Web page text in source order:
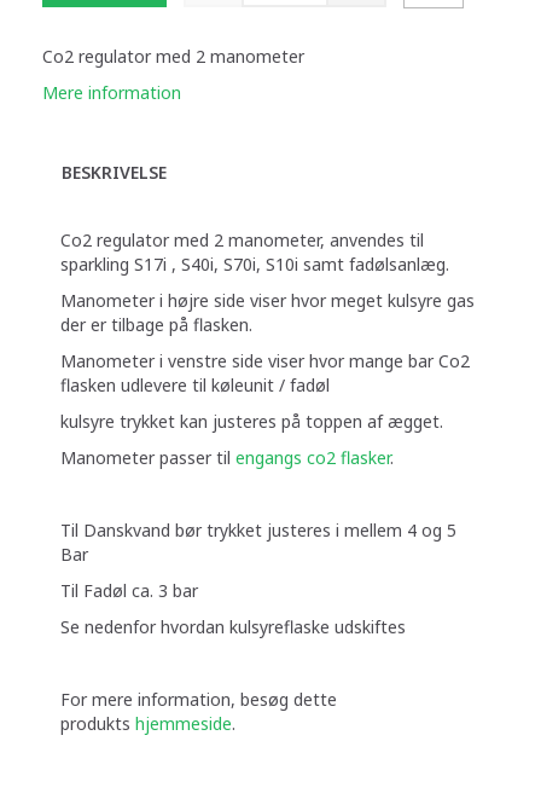
Co2 regulator med 2 manometer
Mere information
BESKRIVELSE
Co2 regulator med 2 manometer, anvendes til
sparkling S17i , S40i, S70i, S10i samt fadølsanlæg.
Manometer i højre side viser hvor meget kulsyre gas
der er tilbage på flasken.
Manometer i venstre side viser hvor mange bar Co2
flasken udlevere til køleunit / fadøl
kulsyre trykket kan justeres på toppen af ægget.
Manometer passer til engangs co2 flasker.
Til Danskvand bør trykket justeres i mellem 4 og 5
Bar
Til Fadøl ca. 3 bar
Se nedenfor hvordan kulsyreflaske udskiftes
For mere information, besøg dette
produkts hjemmeside.